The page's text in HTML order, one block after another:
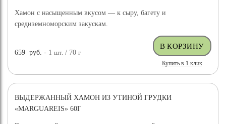
Хамон с насыщенным вкусом — к сыру, багету и
средиземноморским закускам.
659 руб. - 1шт. / 70г
Купить в 1 клик
ВЫДЕРЖАННЫЙ ХАМОН ИЗ УТИНОЙ ГРУДКИ
«MARGUAREIS» 60Г